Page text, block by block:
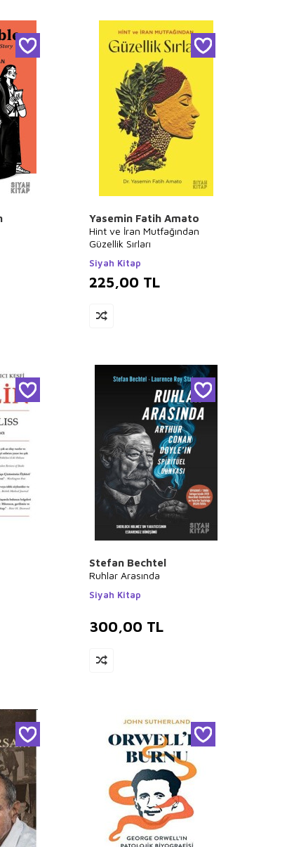
Yasemin Fatih Amato
Hint ve İran Mutfağından
Güzellik Sırları
Siyah Kitap
225,00 TL
Stefan Bechtel
Ruhlar Arasında
Siyah Kitap
300,00 TL